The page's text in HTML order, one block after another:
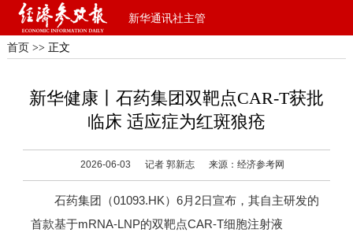
新华通讯社主管
首页 >> 正文
新华健康丨石药集团双靶点CAR-T获批
临床 适应症为红斑狼疮
2026-06-03 记者 郭新志 来源：经济参考网
石药集团（01093.HK）6月2日宣布，其自主研发的
首款基于mRNA-LNP的双靶点CAR-T细胞注射液